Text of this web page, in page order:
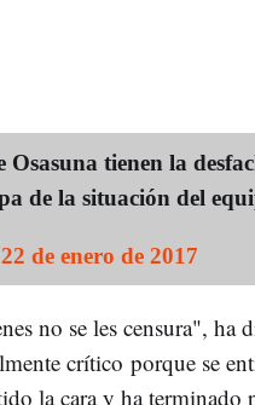
tienen la
de la situación del
22 de enero de 2017
no se les censura", ha
crítico porque se
la cara y ha terminado